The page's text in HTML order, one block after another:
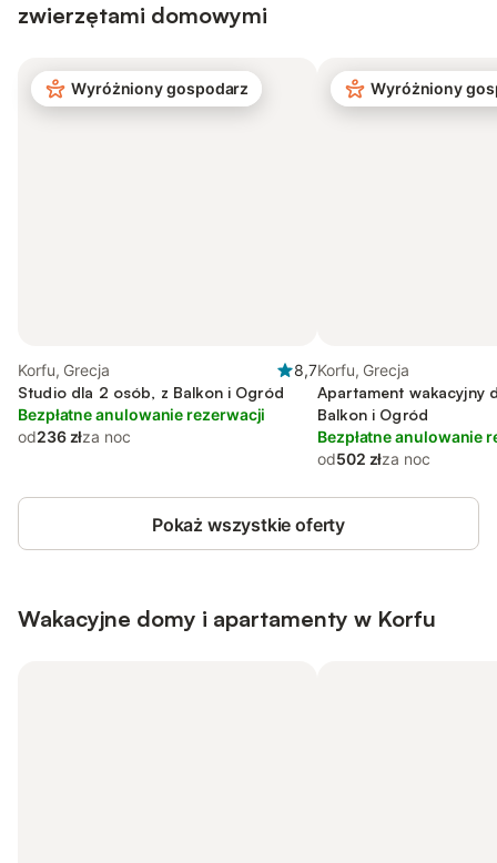
zwierzętami domowymi
Wyróżniony gospodarz
Korfu, Grecja
8,7
Studio dla 2 osób, z Balkon i Ogród
Bezpłatne anulowanie rezerwacji
od236 złza noc
Wyróżniony
Korfu, Grecja
Apartament wakacyjny
Balkon i Ogród
Bezpłatne anulowanie
od502 złza noc
Pokaż wszystkie oferty
Wakacyjne domy i apartamenty w Korfu